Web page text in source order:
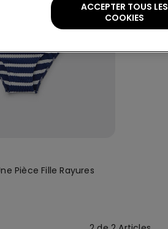
Pièce Fille Rayures
ACCEPTER TOUS LES
COOKIES